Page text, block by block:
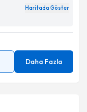
Haritada Göster
Daha Fazla